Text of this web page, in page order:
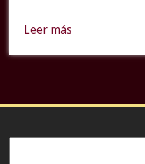
Leer más